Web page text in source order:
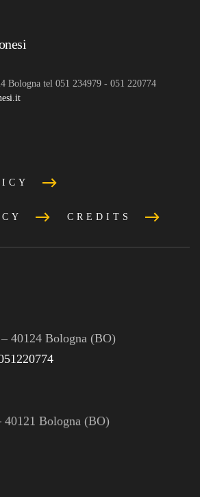
Bologna tel 051 234979 - 051 220774
CREDITS
40124 Bologna (BO)
Bologna (BO)